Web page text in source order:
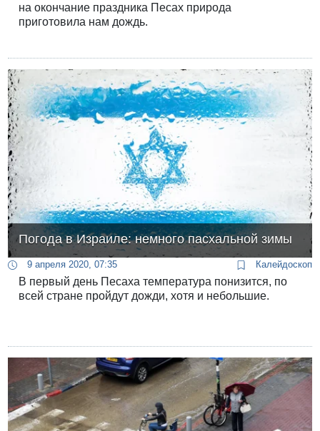
на окончание праздника Песах природа
приготовила нам дождь.
Погода в Израиле: немного пасхальной зимы
9 апреля 2020, 07:35 Калейдоскоп
В первый день Песаха температура понизится, по
всей стране пройдут дожди, хотя и небольшие.